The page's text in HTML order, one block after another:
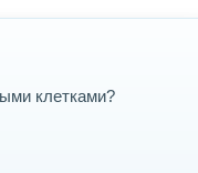
клетками?